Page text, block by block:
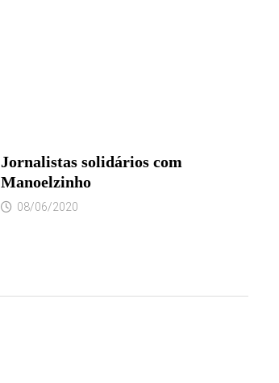
Jornalistas solidários com
Manoelzinho
08/06/2020